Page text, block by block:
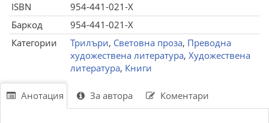
ISBN
954-441-021-X
Баркод
954-441-021-X
Категории
Трилъри, Световна проза, Преводна
художествена литература, Художествена
литература, Книги
Анотация За автора Коментари